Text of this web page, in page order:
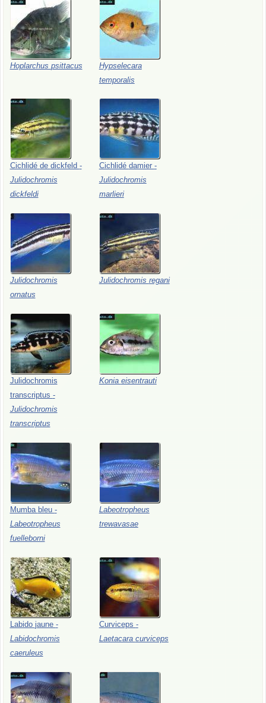
Hoplarchus psittacus
Hypselecara
temporalis
Cichlidé de dickfeld -
Julidochromis
dickfeldi
Cichlidé damier -
Julidochromis
marlieri
Julidochromis
ornatus
Julidochromis regani
Julidochromis
transcriptus -
Julidochromis
transcriptus
Konia eisentrauti
Mumba bleu -
Labeotropheus
fuelleborni
Labeotropheus
trewavasae
Labido jaune -
Labidochromis
caeruleus
Curviceps -
Laetacara curviceps